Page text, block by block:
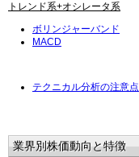
トレンド系+オシレータ系
ボリンジャーバンド
MACD
テクニカル分析の注意点
業界別株価動向と特徴